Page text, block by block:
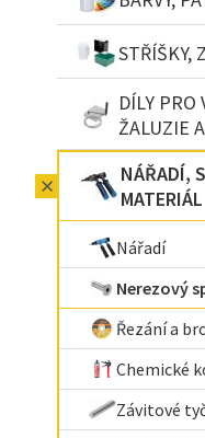
STŘÍŠKY,
DÍLY PRO
ŽALUZIE
NÁŘADÍ,
MATERIÁL
Nářadí
Nerezový
Řezání a
Chemické
Závitové